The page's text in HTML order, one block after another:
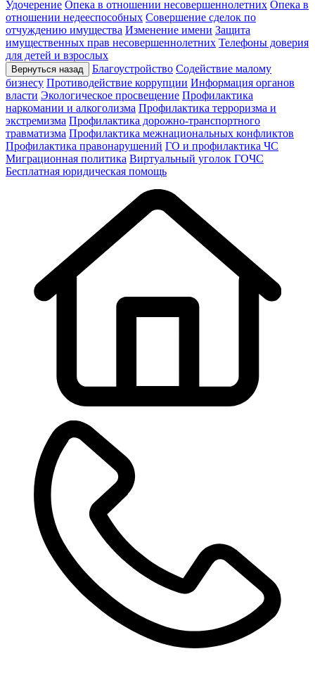
Удочерение Опека в отношении несовершеннолетних Опека в
отношении недееспособных Совершение сделок по
отчуждению имущества Изменение имени Защита
имущественных прав несовершеннолетних Телефоны доверия
для детей и взрослых
Вернуться назад Благоустройство Содействие малому
бизнесу Противодействие коррупции Информация органов
власти Экологическое просвещение Профилактика
наркомании и алкоголизма Профилактика терроризма и
экстремизма Профилактика дорожно-транспортного
травматизма Профилактика межнациональных конфликтов
Профилактика правонарушений ГО и профилактика ЧС
Миграционная политика Виртуальный уголок ГОЧС
Бесплатная юридическая помощь